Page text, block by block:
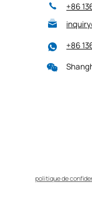
+86
+86
politique de